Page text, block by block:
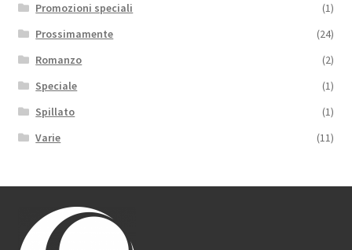
Promozioni speciali
(1)
Prossimamente
(24)
Romanzo
(2)
Speciale
(1)
Spillato
(1)
Varie
(11)